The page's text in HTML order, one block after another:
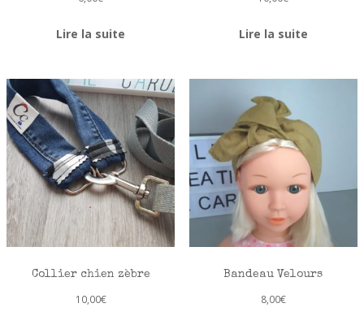
Lire la suite Lire la suite
Collier chien zèbre
10,00€
Bandeau Velours
8,00€